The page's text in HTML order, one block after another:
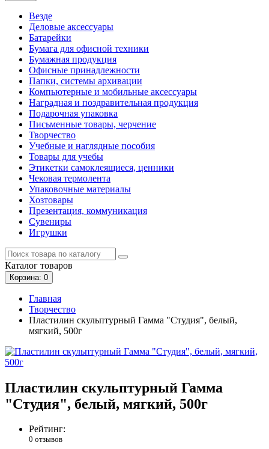
Везде
Деловые аксессуары
Батарейки
Бумага для офисной техники
Бумажная продукция
Офисные принадлежности
Папки, системы архивации
Компьютерные и мобильные аксессуары
Наградная и поздравительная продукция
Подарочная упаковка
Письменные товары, черчение
Творчество
Учебные и наглядные пособия
Товары для учебы
Этикетки самоклеящиеся, ценники
Чековая термолента
Упаковочные материалы
Хозтовары
Презентация, коммуникация
Сувениры
Игрушки
Каталог товаров
Корзина: 0
Главная
Творчество
Пластилин скульптурный Гамма "Студия", белый,
мягкий, 500г
Пластилин скульптурный Гамма
"Студия", белый, мягкий, 500г
Рейтинг:
0 отзывов